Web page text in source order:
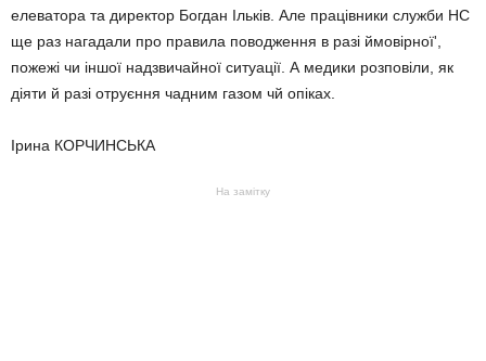
елеватора та директор Богдан Ільків. Але працівники служби НС
ще раз нагадали про правила поводження в разі ймовірної',
пожежі чи іншої надзвичайної ситуації. А медики розповіли, як
діяти й разі отруєння чадним газом чй опіках.
Ірина КОРЧИНСЬКА
На замітку